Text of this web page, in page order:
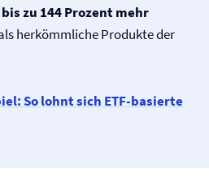
bis zu 144 Prozent mehr
herkömmliche Produkte der
So lohnt sich ETF-basierte